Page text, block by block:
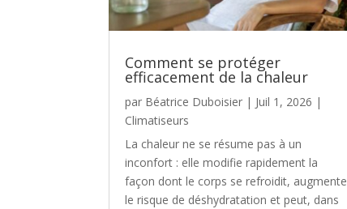
Comment se protéger
efficacement de la chaleur
par Béatrice Duboisier | Juil 1, 2026 |
Climatiseurs
La chaleur ne se résume pas à un
inconfort : elle modifie rapidement la
façon dont le corps se refroidit, augmente
le risque de déshydratation et peut, dans